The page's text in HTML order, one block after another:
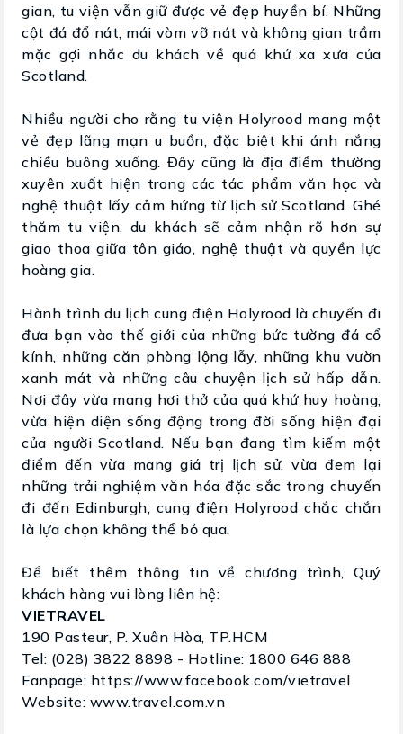
gian, tu viện vẫn giữ được vẻ đẹp huyền bí. Những
cột đá đổ nát, mái vòm vỡ nát và không gian trầm
mặc gợi nhắc du khách về quá khứ xa xưa của
Scotland.
Nhiều người cho rằng tu viện Holyrood mang một
vẻ đẹp lãng mạn u buồn, đặc biệt khi ánh nắng
chiều buông xuống. Đây cũng là địa điểm thường
xuyên xuất hiện trong các tác phẩm văn học và
nghệ thuật lấy cảm hứng từ lịch sử Scotland. Ghé
thăm tu viện, du khách sẽ cảm nhận rõ hơn sự
giao thoa giữa tôn giáo, nghệ thuật và quyền lực
hoàng gia.
Hành trình du lịch cung điện Holyrood là chuyến đi
đưa bạn vào thế giới của những bức tường đá cổ
kính, những căn phòng lộng lẫy, những khu vườn
xanh mát và những câu chuyện lịch sử hấp dẫn.
Nơi đây vừa mang hơi thở của quá khứ huy hoàng,
vừa hiện diện sống động trong đời sống hiện đại
của người Scotland. Nếu bạn đang tìm kiếm một
điểm đến vừa mang giá trị lịch sử, vừa đem lại
những trải nghiệm văn hóa đặc sắc trong chuyến
đi đến Edinburgh, cung điện Holyrood chắc chắn
là lựa chọn không thể bỏ qua.
Để biết thêm thông tin về chương trình, Quý
khách hàng vui lòng liên hệ:
VIETRAVEL
190 Pasteur, P. Xuân Hòa, TP.HCM
Tel: (028) 3822 8898 - Hotline: 1800 646 888
Fanpage: https://www.facebook.com/vietravel
Website: www.travel.com.vn